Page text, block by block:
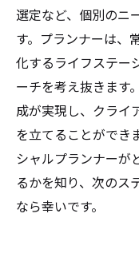
選定など、個別のニ
す。プランナーは、
化するライフステー
ーチを考え抜きます
成が実現し、クライ
を立てることができ
シャルプランナーが
るかを知り、次のス
なら幸いです。